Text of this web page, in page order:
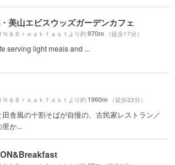
美山エビスウッズガーデンカフェ
Ｎ＆Ｂｒｅａｋｆａｓｔより約970m （徒歩17分）
serving light meals and ...
Ｎ＆Ｂｒｅａｋｆａｓｔより約1960m （徒歩33分）
田舎風の十割そばが自慢の、古民家レストラン／
か...